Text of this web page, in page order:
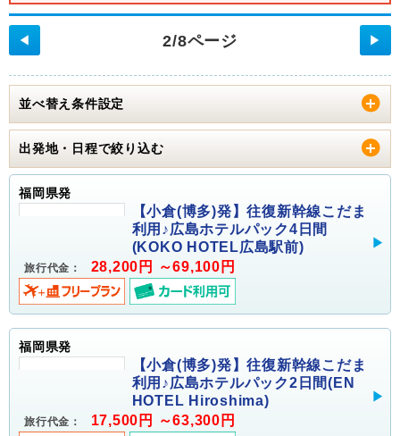
2/8ページ
◀ ▶
並べ替え条件設定
出発地・日程で絞り込む
福岡県発
【小倉(博多)発】往復新幹線こだま
利用♪広島ホテルパック4日間
(KOKO HOTEL広島駅前)
旅行代金： 28,200円 ～69,100円
福岡県発
【小倉(博多)発】往復新幹線こだま
利用♪広島ホテルパック2日間(EN
HOTEL Hiroshima)
旅行代金： 17,500円 ～63,300円